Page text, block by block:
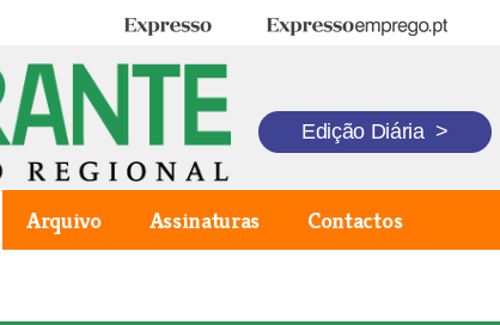
Expresso Expresso Emprego
Edição Diária >
Arquivo Assinaturas Contactos